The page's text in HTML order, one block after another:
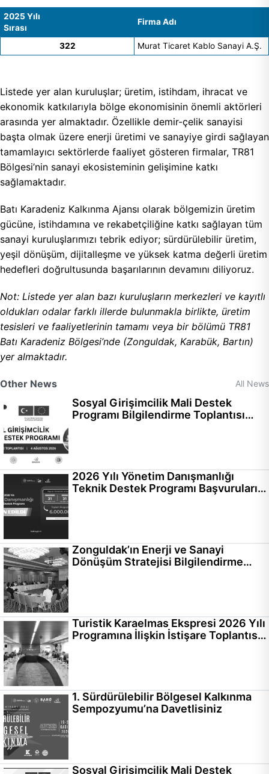
2025 Yılı
Sırası
Firma Adı
322 Murat Ticaret Kablo Sanayi A.Ş.
Listede yer alan kuruluşlar; üretim, istihdam, ihracat ve
ekonomik katkılarıyla bölge ekonomisinin önemli aktörleri
arasında yer almaktadır. Özellikle demir-çelik sanayisi
başta olmak üzere enerji üretimi ve sanayiye girdi sağlayan
tamamlayıcı sektörlerde faaliyet gösteren firmalar, TR81
Bölgesi’nin sanayi ekosisteminin gelişimine katkı
sağlamaktadır.
Batı Karadeniz Kalkınma Ajansı olarak bölgemizin üretim
gücüne, istihdamına ve rekabetçiliğine katkı sağlayan tüm
sanayi kuruluşlarımızı tebrik ediyor; sürdürülebilir üretim,
yeşil dönüşüm, dijitalleşme ve yüksek katma değerli üretim
hedefleri doğrultusunda başarılarının devamını diliyoruz.
Not: Listede yer alan bazı kuruluşların merkezleri ve kayıtlı
oldukları odalar farklı illerde bulunmakla birlikte, üretim
tesisleri ve faaliyetlerinin tamamı veya bir bölümü TR81
Batı Karadeniz Bölgesi’nde (Zonguldak, Karabük, Bartın)
yer almaktadır.
Other News All News
Sosyal Girişimcilik Mali Destek
Programı Bilgilendirme Toplantısı
2026 Yılı Yönetim Danışmanlığı
Teknik Destek Programı Başvuruları
Zonguldak’ın Enerji ve Sanayi
Dönüşüm Stratejisi Bilgilendirme
Turistik Karaelmas Ekspresi 2026 Yılı
Programına İlişkin İstişare Toplantısı
1. Sürdürülebilir Bölgesel Kalkınma
Sempozyumu’na Davetlisiniz
Sosyal Girişimcilik Mali Destek